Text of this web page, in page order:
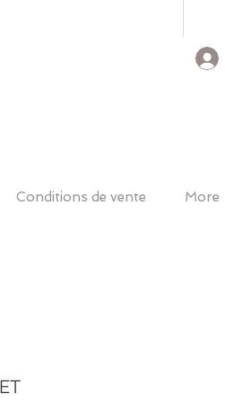
Conditions de vente More